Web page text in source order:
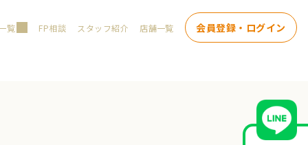
覧 FP相談 スタッフ紹介 店舗一覧 会員登録・ログイン